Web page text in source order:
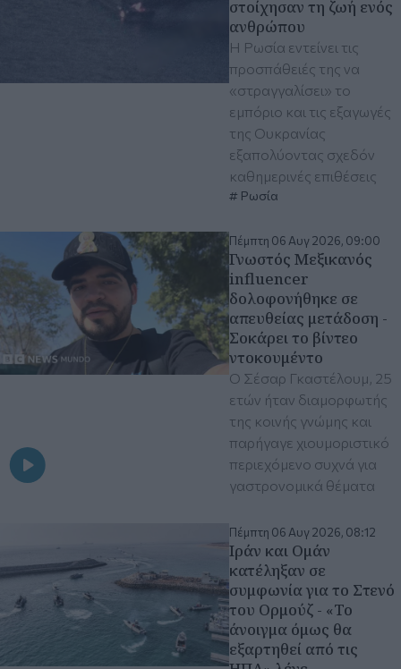
στοίχησαν τη ζωή ενός
ανθρώπου
Η Ρωσία εντείνει τις
προσπάθειές της να
«στραγγαλίσει» το
εμπόριο και τις εξαγωγές
της Ουκρανίας
εξαπολύοντας σχεδόν
καθημερινές επιθέσεις
Ρωσία
Πέμπτη 06 Αυγ 2026, 09:00
Γνωστός Μεξικανός
influencer
δολοφονήθηκε σε
απευθείας μετάδοση -
Σοκάρει το βίντεο
ντοκουμέντο
Ο Σέσαρ Γκαστέλουμ, 25
ετών ήταν διαμορφωτής
της κοινής γνώμης και
παρήγαγε χιουμοριστικό
περιεχόμενο συχνά για
γαστρονομικά θέματα
Πέμπτη 06 Αυγ 2026, 08:12
Ιράν και Ομάν
κατέληξαν σε
συμφωνία για το Στενό
του Ορμούζ - «Το
άνοιγμα όμως θα
εξαρτηθεί από τις